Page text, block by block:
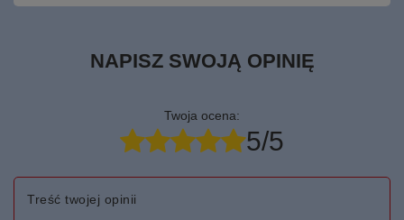
NAPISZ SWOJĄ OPINIĘ
Twoja ocena:
5/5
Treść twojej opinii